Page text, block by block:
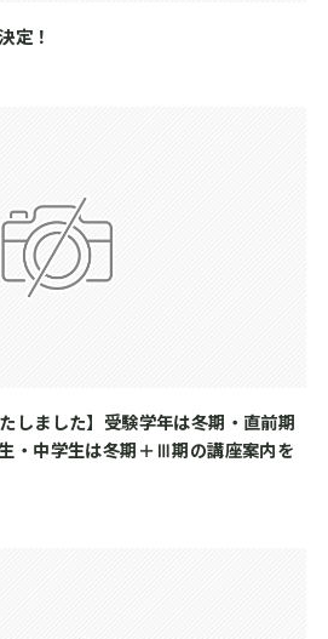
定！
しました】受験学年は冬期・直前期
・中学生は冬期＋Ⅲ期の講座案内を